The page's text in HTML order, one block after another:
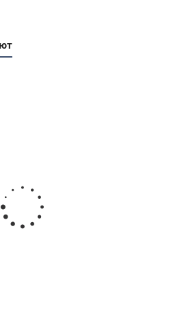
57х40мм, толщина 1,5мм, для
шкива, EMT